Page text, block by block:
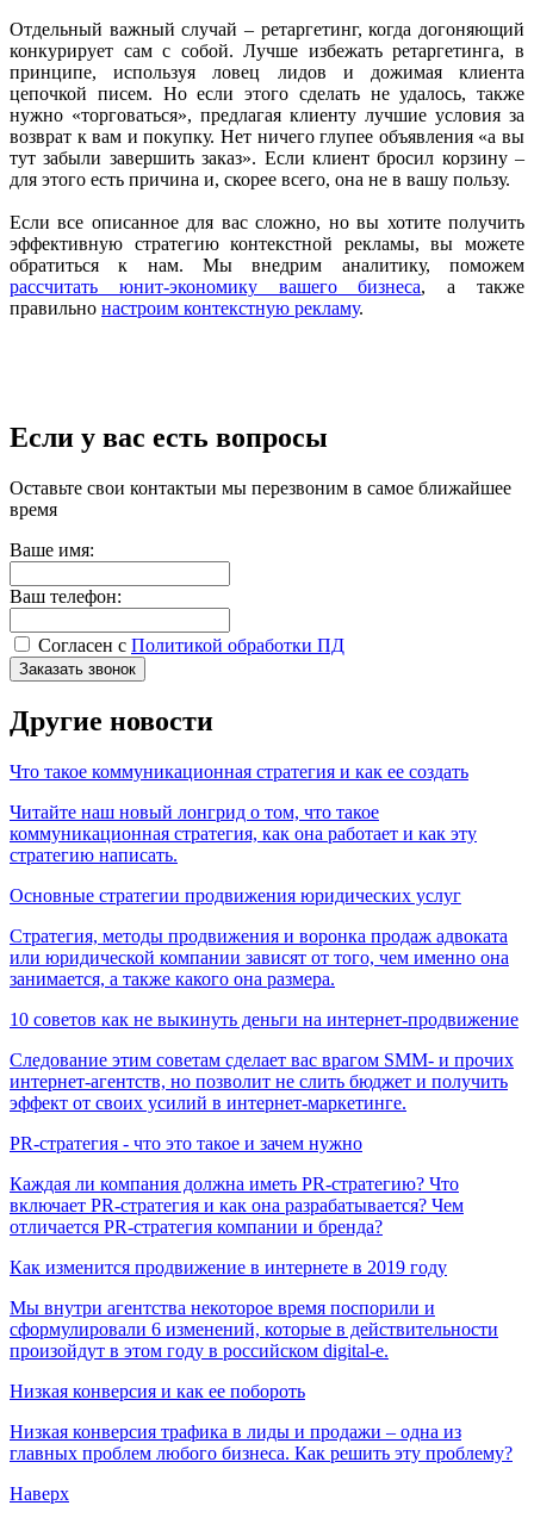
Отдельный важный случай – ретаргетинг, когда догоняющий
конкурирует сам с собой. Лучше избежать ретаргетинга, в
принципе, используя ловец лидов и дожимая клиента
цепочкой писем. Но если этого сделать не удалось, также
нужно «торговаться», предлагая клиенту лучшие условия за
возврат к вам и покупку. Нет ничего глупее объявления «а вы
тут забыли завершить заказ». Если клиент бросил корзину –
для этого есть причина и, скорее всего, она не в вашу пользу.
Если все описанное для вас сложно, но вы хотите получить
эффективную стратегию контекстной рекламы, вы можете
обратиться к нам. Мы внедрим аналитику, поможем
рассчитать юнит-экономику вашего бизнеса, а также
правильно настроим контекстную рекламу.
Если у вас есть вопросы
Оставьте свои контактыи мы перезвоним в самое ближайшее
время
Ваше имя:
Ваш телефон:
Согласен с Политикой обработки ПД
Заказать звонок
Другие новости
Что такое коммуникационная стратегия и как ее создать
Читайте наш новый лонгрид о том, что такое
коммуникационная стратегия, как она работает и как эту
стратегию написать.
Основные стратегии продвижения юридических услуг
Стратегия, методы продвижения и воронка продаж адвоката
или юридической компании зависят от того, чем именно она
занимается, а также какого она размера.
10 советов как не выкинуть деньги на интернет-продвижение
Следование этим советам сделает вас врагом SMM- и прочих
интернет-агентств, но позволит не слить бюджет и получить
эффект от своих усилий в интернет-маркетинге.
PR-стратегия - что это такое и зачем нужно
Каждая ли компания должна иметь PR-стратегию? Что
включает PR-стратегия и как она разрабатывается? Чем
отличается PR-стратегия компании и бренда?
Как изменится продвижение в интернете в 2019 году
Мы внутри агентства некоторое время поспорили и
сформулировали 6 изменений, которые в действительности
произойдут в этом году в российском digital-е.
Низкая конверсия и как ее побороть
Низкая конверсия трафика в лиды и продажи – одна из
главных проблем любого бизнеса. Как решить эту проблему?
Наверх